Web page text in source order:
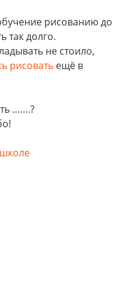
рисованию до
так долго.
не стоило,
рисовать ещё в
…….?